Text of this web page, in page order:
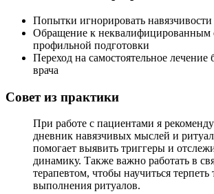
Попытки игнорировать
Обращение к неквалифицированным
профильной подготовки
Переход на самостоятельное лечение
врача
Совет из практики
При работе с пациентами я
дневник навязчивых мыслей и
помогает выявить триггеры и
динамику. Также важно работать в
терапевтом, чтобы научиться терпеть
выполнения ритуалов.